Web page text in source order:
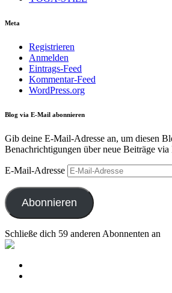
Meta
Registrieren
Anmelden
Eintrags-Feed
Kommentar-Feed
WordPress.org
Blog via E-Mail abonnieren
Gib deine E-Mail-Adresse an, um diesen
Benachrichtigungen über neue Beiträge
E-Mail-Adresse
Abonnieren
Schließe dich 59 anderen Abonnenten an